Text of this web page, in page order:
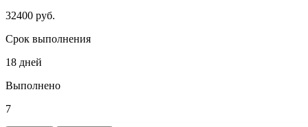
32400 руб.
Срок выполнения
18 дней
Выполнено
7